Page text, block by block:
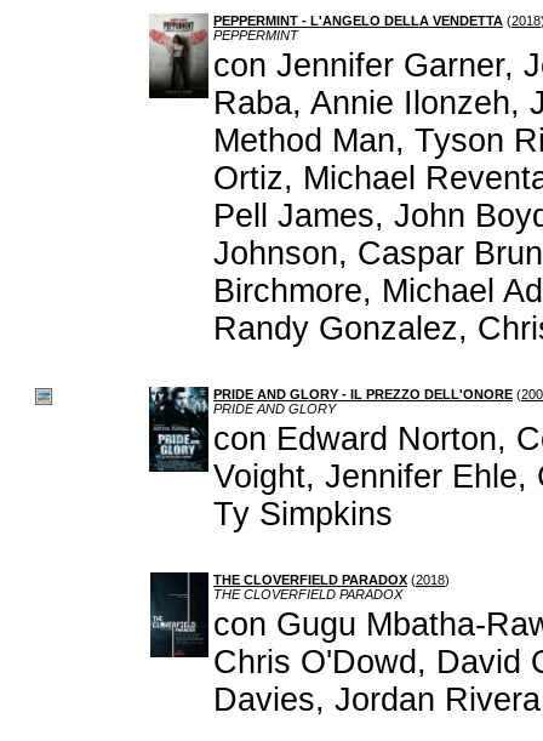
PEPPERMINT - L'ANGELO DELLA VENDETTA (2018
PEPPERMINT
con Jennifer Garner,
Raba, Annie Ilonzeh,
Method Man, Tyson
Ortiz, Michael
Pell James, John
Johnson, Caspar
Birchmore, Michael
Randy Gonzalez,
PRIDE AND GLORY - IL PREZZO DELL'ONORE (
PRIDE AND GLORY
con Edward Norton,
Voight, Jennifer
Ty Simpkins
THE CLOVERFIELD PARADOX (2018)
THE CLOVERFIELD PARADOX
con Gugu Mbatha-
Chris O'Dowd, David
Davies, Jordan Rivera